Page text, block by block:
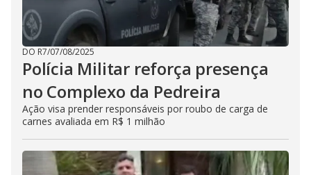
DO R7/07/08/2025
Polícia Militar reforça presença
no Complexo da Pedreira
Ação visa prender responsáveis por roubo de carga de
carnes avaliada em R$ 1 milhão